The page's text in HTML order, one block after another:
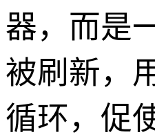
器，而是
被刷新，
循环，促